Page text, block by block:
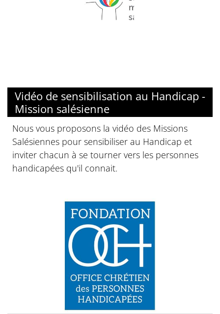
Vidéo de sensibilisation au Handicap -
Mission salésienne
Nous vous proposons la vidéo des Missions
Salésiennes pour sensibiliser au Handicap et
inviter chacun à se tourner vers les personnes
handicapées qu'il connait.